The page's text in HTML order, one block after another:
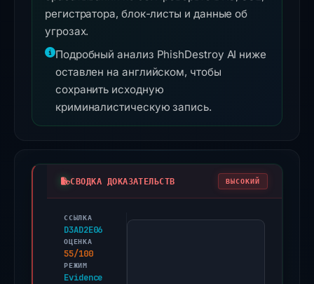
регистратора, блок-листы и данные об
угрозах.
Подробный анализ PhishDestroy AI ниже
оставлен на английском, чтобы
сохранить исходную
криминалистическую запись.
СВОДКА ДОКАЗАТЕЛЬСТВ ВЫСОКИЙ
ССЫЛКА
D3AD2E06
ОЦЕНКА
55/100
РЕЖИМ
Evidence
PhishDestroy